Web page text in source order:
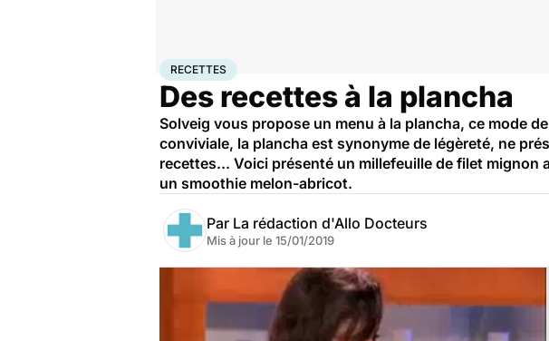
AccueilSanté Recettes
RECETTES
Des recettes à la plancha
Solveig vous propose un menu à la plancha, ce mode
conviviale, la plancha est synonyme de légèreté, ne
recettes... Voici présenté un millefeuille de filet
un smoothie melon-abricot.
Par La rédaction d'Allo Docteurs
Mis à jour le 15/01/2019